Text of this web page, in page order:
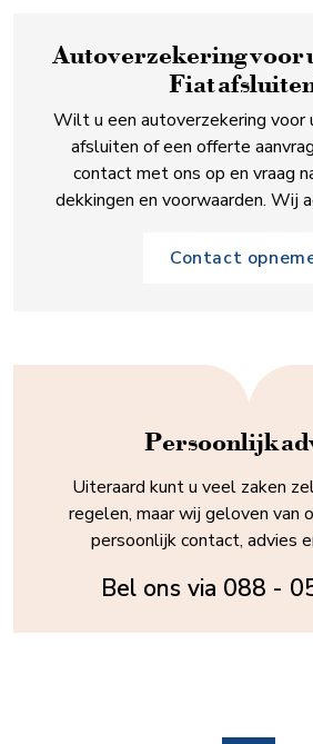
Auto­verzekering voor
Fiat
Wilt u een autoverzekering voor
afsluiten of een offerte
contact met ons op en vraag
dekkingen en voorwaarden. Wij
Contact
Persoonlijk
Uiteraard kunt u veel zaken
regelen, maar wij geloven van
persoonlijk contact, advies
Bel ons via 088 -